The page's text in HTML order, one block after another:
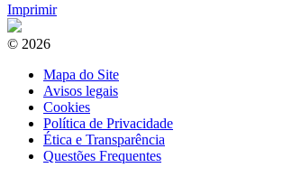
Imprimir
© 2026
Mapa do Site
Avisos legais
Cookies
Política de Privacidade
Ética e Transparência
Questões Frequentes